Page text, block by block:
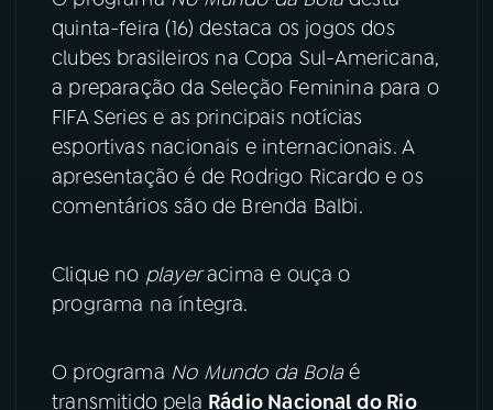
FESTIVAL DE MÚSICA
YouTube Facebook
Instagram X
quinta-feira (16) destaca os jogos dos
clubes brasileiros na Copa Sul-Americana,
a preparação da Seleção Feminina para o
FIFA Series e as principais notícias
esportivas nacionais e internacionais. A
apresentação é de Rodrigo Ricardo e os
comentários são de Brenda Balbi.
Clique no playeracima e ouça o
programa na íntegra.
O programa No Mundo da Bolaé
transmitido pela Rádio Nacional do Rio